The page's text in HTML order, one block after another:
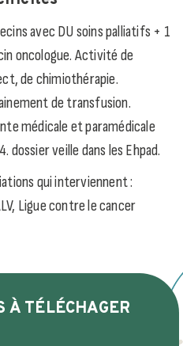
avec DU soins palliatifs + 1
oncologue. Activité de
de chimiothérapie.
de transfusion.
médicale et paramédicale
dossier veille dans les Ehpad.
qui interviennent :
Ligue contre le cancer
À TÉLÉCHAGER